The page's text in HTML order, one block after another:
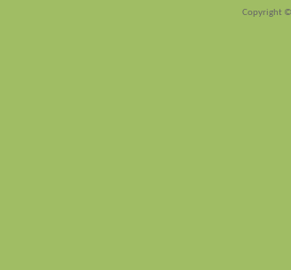
Copyright